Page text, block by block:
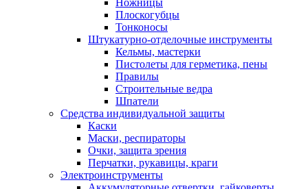
Плоскогубцы
Тонконосы
Штукатурно-отделочные инструменты
Кельмы, мастерки
Пистолеты для герметика, пены
Правилы
Строительные ведра
Шпатели
Средства индивидуальной защиты
Каски
Маски, респираторы
Очки, защита зрения
Перчатки, рукавицы, краги
Электроинструменты